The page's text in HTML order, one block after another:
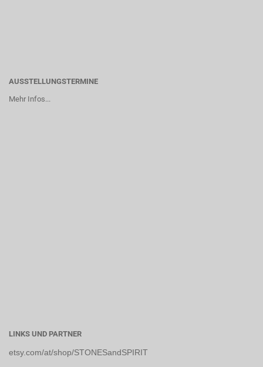
AUSSTELLUNGSTERMINE
Mehr Infos...
LINKS UND PARTNER
etsy.com/at/shop/STONESandSPIRIT